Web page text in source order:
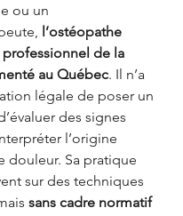
ou un
l’ostéopathe
professionnel de la
au Québec. Il n’a
légale de poser un
des signes
l’origine
douleur. Sa pratique
sur des techniques
sans cadre normatif